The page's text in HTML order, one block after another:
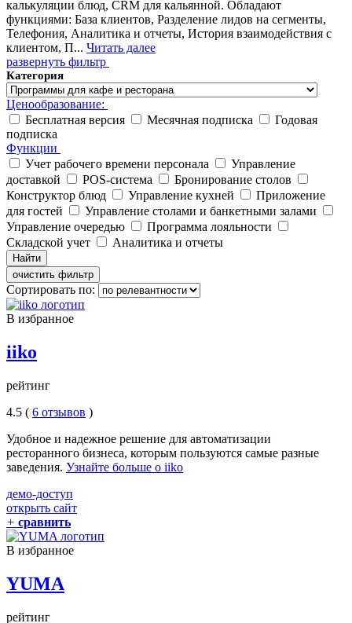
калькуляции блюд, CRM для кальянной. Обладают
функциями: База клиентов, Разделение лидов на сегменты,
Телефония, Аналитика и отчеты, История взаимодействия с
клиентом, П... Читать далее
развернуть фильтр
Категория
Ценообразование:
Бесплатная версия
Месячная подписка
Годовая
подписка
Функции
Учет рабочего времени персонала
Управление
доставкой
POS-система
Бронирование столов
Конструктор блюд
Управление кухней
Приложение
для гостей
Управление столами и банкетными залами
Управление очередью
Программа лояльности
Складской учет
Аналитика и отчеты
Найти
очистить фильтр
Сортировать по:
В избранное
iiko
рейтинг
4.5 ( 6 отзывов )
Удобное и надежное решение для автоматизации
ресторанного бизнеса, которым пользуются самые разные
заведения. Узнайте больше о iiko
демо-доступ
открыть сайт
+ сравнить
В избранное
YUMA
рейтинг